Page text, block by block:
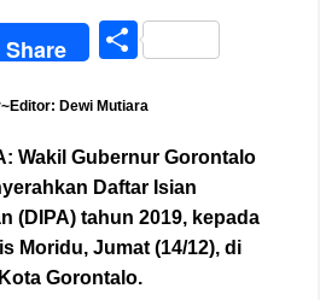
Share Share
Dewi Mutiara
Wakil Gubernur Gorontalo
Daftar Isian
(DIPA) tahun 2019, kepada
Moridu, Jumat (14/12), di
Gorontalo.